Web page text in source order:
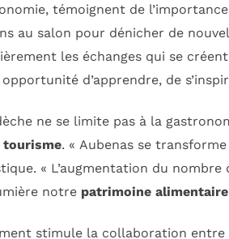
témoignent de
au salon pour dénicher de
les échanges qui se
opportunité d’apprendre, de
ne se limite pas à la
tourisme. « Aubenas se
« L’augmentation du
notre patrimoine alimentaire
stimule la collaboration